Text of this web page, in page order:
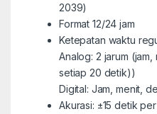
2039)
Format 12/24 jam
Ketepatan waktu
Analog: 2 jarum
setiap 20 detik))
Digital: Jam, menit,
Akurasi: ±15 detik